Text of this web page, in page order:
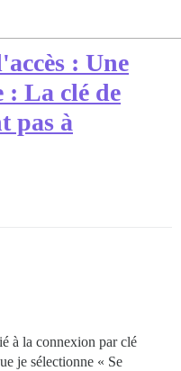
: Une
: La clé de
pas à
à la connexion par clé
je sélectionne « Se